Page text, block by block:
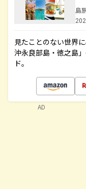
島
見たことのない世界
沖永良部島・徳之島
ド。
AD